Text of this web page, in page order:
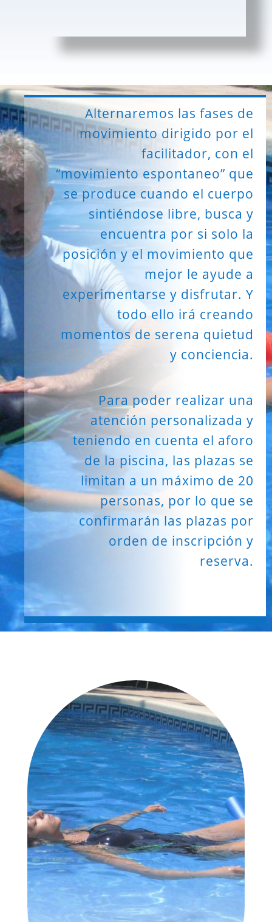
Alternaremos las fases de
movimiento dirigido por el
facilitador, con el
“movimiento espontaneo” que
se produce cuando el cuerpo
sintiéndose libre, busca y
encuentra por si solo la
posición y el movimiento que
mejor le ayude a
experimentarse y disfrutar. Y
todo ello irá creando
momentos de serena quietud
y conciencia.
Para poder realizar una
atención personalizada y
teniendo en cuenta el aforo
de la piscina, las plazas se
limitan a un máximo de 20
personas, por lo que se
confirmarán las plazas por
orden de inscripción y
reserva.